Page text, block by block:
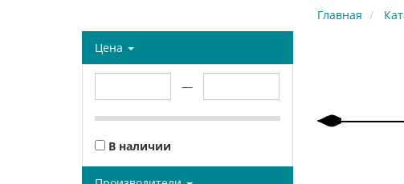
Главная
Цена
—
В наличии